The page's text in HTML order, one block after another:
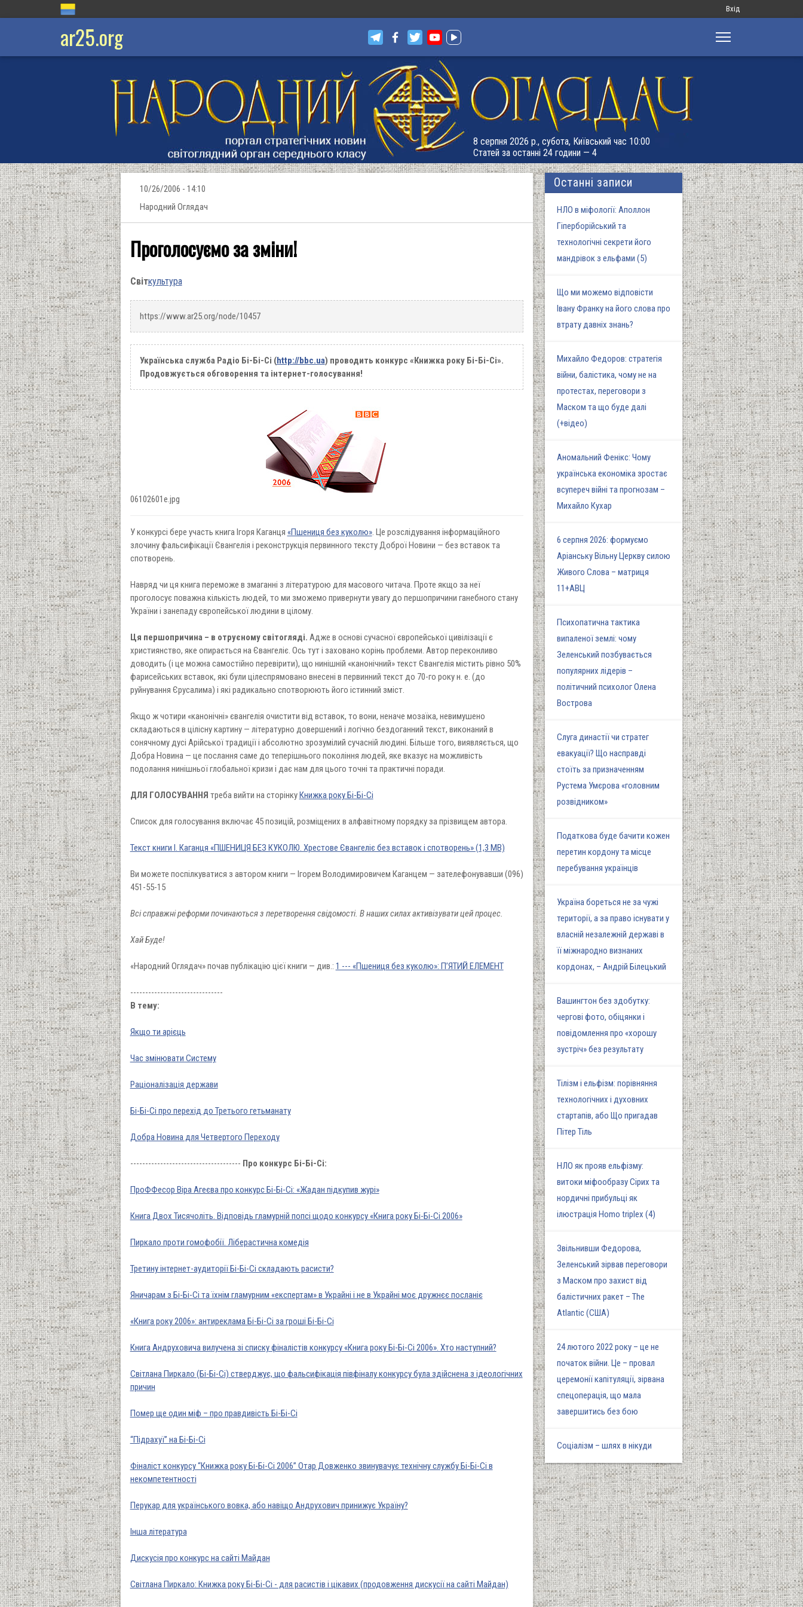
Меню
запису
Вхід
ar25.org
8 серпня 2026 р., субота, Київський час 10:00
Статей за останні 24 години — 4
10/26/2006 - 14:10
Народний Оглядач
Проголосуємо за зміни!
Світкультура
https://www.ar25.org/node/10457
Українська служба Радіо Бі-Бі-Сі (http://bbc.ua) проводить конкурс «Книжка року Бі-Бі-Сі».
Продовжується обговорення та інтернет-голосування!
06102601e.jpg
У конкурсі бере участь книга Ігоря Каганця «Пшениця без куколю». Це розслідування інформаційного
злочину фальсифікації Євангелія і реконструкція первинного тексту Доброї Новини — без вставок та
спотворень.
Навряд чи ця книга переможе в змаганні з літературою для масового читача. Проте якщо за неї
проголосує поважна кількість людей, то ми зможемо привернути увагу до першопричини ганебного стану
України і занепаду європейської людини в цілому.
Ця першопричина – в отруєному світогляді. Адже в основі сучасної європейської цивілізації є
християнство, яке опирається на Євангеліє. Ось тут і заховано корінь проблеми. Автор переконливо
доводить (і це можна самостійно перевірити), що нинішній «канонічний» текст Євангелія містить рівно 50%
фарисейських вставок, які були цілеспрямовано внесені в первинний текст до 70-го року н. е. (до
руйнування Єрусалима) і які радикально спотворюють його істинний зміст.
Якщо ж чотири «канонічні» євангелія очистити від вставок, то вони, неначе мозаїка, невимушено
складаються в цілісну картину — літературно довершений і логічно бездоганний текст, виконаний в
сонячному дусі Арійської традиції і абсолютно зрозумілий сучасній людині. Більше того, виявляється, що
Добра Новина — це послання саме до теперішнього покоління людей, яке вказує на можливість
подолання нинішньої глобальної кризи і дає нам для цього точні та практичні поради.
ДЛЯ ГОЛОСУВАННЯ треба вийти на сторінкуКнижка року Бі-Бі-Сі
Список для голосування включає 45 позицій, розміщених в алфавітному порядку за прізвищем автора.
Текст книги І. Каганця «ПШЕНИЦЯ БЕЗ КУКОЛЮ. Хрестове Євангеліє без вставок і спотворень» (1,3 МВ)
Ви можете поспілкуватися з автором книги — Ігорем Володимировичем Каганцем — зателефонувавши (096)
451-55-15
Всі справжні реформи починаються з перетворення свідомості. В наших силах активізувати цей процес.
Хай Буде!
«Народний Оглядач» почав публікацію цієї книги — див.: 1 --- «Пшениця без куколю»: П’ЯТИЙ ЕЛЕМЕНТ
-------------------------------
В тему:
Якщо ти арієць
Час змінювати Систему
Раціоналізація держави
Бі-Бі-Сі про перехід до Третього гетьманату
Добра Новина для Четвертого Переходу
------------------------------------- Про конкурс Бі-Бі-Сі:
ПроФФесор Віра Агеєва про конкурс Бі-Бі-Сі: «Жадан підкупив журі»
Книга Двох Тисячоліть. Відповідь гламурній попсі щодо конкурсу «Книга року Бі-Бі-Сі 2006»
Пиркало проти гомофобії. Ліберастична комедія
Третину інтернет-аудиторії Бі-Бі-Сі складають расисти?
Яничарам з Бі-Бі-Сі та їхнім гламурним «експертам» в Украйні і не в Украйні моє дружнєє посланіє
«Книга року 2006»: антиреклама Бі-Бі-Сі за гроші Бі-Бі-Сі
Книга Андруховича вилучена зі списку фіналістів конкурсу «Книга року Бі-Бі-Сі 2006». Хто наступний?
Світлана Пиркало (Бі-Бі-Сі) стверджує, що фальсифікація півфіналу конкурсу була здійснена з ідеологічних
причин
Помер ще один міф – про правдивість Бі-Бі-Сі
“Підрахуї” на Бі-Бі-Сі
Фіналіст конкурсу “Книжка року Бі-Бі-Сі 2006” Отар Довженко звинувачує технічну службу Бі-Бі-Сі в
некомпетентності
Перукар для українського вовка, або навіщо Андрухович принижує Україну?
Інша література
Дискусія про конкурс на сайті Майдан
Світлана Пиркало: Книжка року Бі-Бі-Сі - для расистів і цікавих (продовження дискусії на сайті Майдан)
Останні записи
НЛО в міфології: Аполлон
Гіперборійський та
технологічні секрети його
мандрівок з ельфами (5)
Що ми можемо відповісти
Івану Франку на його слова про
втрату давніх знань?
Михайло Федоров: стратегія
війни, балістика, чому не на
протестах, переговори з
Маском та що буде далі
(+відео)
Аномальний Фенікс: Чому
українська економіка зростає
всупереч війні та прогнозам –
Михайло Кухар
6 серпня 2026: формуємо
Аріанську Вільну Церкву силою
Живого Слова – матриця
11+АВЦ
Психопатична тактика
випаленої землі: чому
Зеленський позбувається
популярних лідерів –
політичний психолог Олена
Вострова
Слуга династії чи стратег
евакуації? Що насправді
стоїть за призначенням
Рустема Умєрова «головним
розвідником»
Податкова буде бачити кожен
перетин кордону та місце
перебування українців
Україна бореться не за чужі
території, а за право існувати у
власній незалежній державі в
її міжнародно визнаних
кордонах, – Андрій Білецький
Вашингтон без здобутку:
чергові фото, обіцянки і
повідомлення про «хорошу
зустріч» без результату
Тілізм і ельфізм: порівняння
технологічних і духовних
стартапів, або Що пригадав
Пітер Тіль
НЛО як прояв ельфізму:
витоки міфообразу Сірих та
нордичні прибульці як
ілюстрація Homo triplex (4)
Звільнивши Федорова,
Зеленський зірвав переговори
з Маском про захист від
балістичних ракет – The
Atlantic (США)
24 лютого 2022 року – це не
початок війни. Це – провал
церемонії капітуляції, зірвана
спецоперація, що мала
завершитись без бою
Соціалізм – шлях в нікуди